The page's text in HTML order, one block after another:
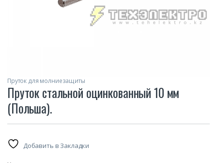
Пруток для молниезащиты
Пруток стальной оцинкованный 10 мм
(Польша).
Добавить в Закладки